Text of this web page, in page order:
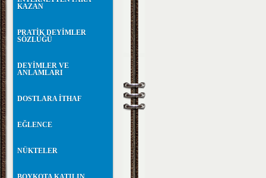
KAZAN
PRATİK DEYİMLER
SÖZLÜĞÜ
DEYİMLER VE
ANLAMLARI
DOSTLARA İTHAF
EĞLENCE
NÜKTELER